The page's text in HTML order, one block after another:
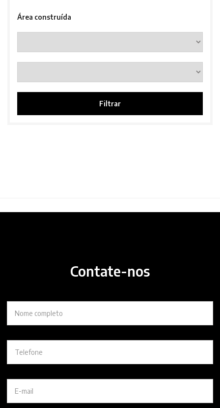
Área construída
Filtrar
Contate-nos